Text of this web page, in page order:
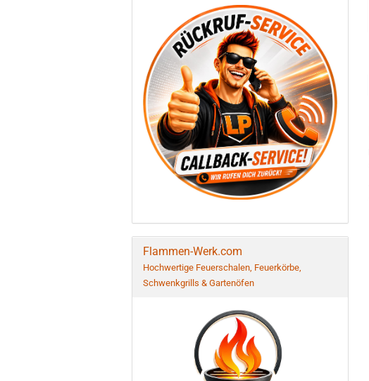
Flammen-Werk.com
Hochwertige Feuerschalen, Feuerkörbe,
Schwenkgrills & Gartenöfen